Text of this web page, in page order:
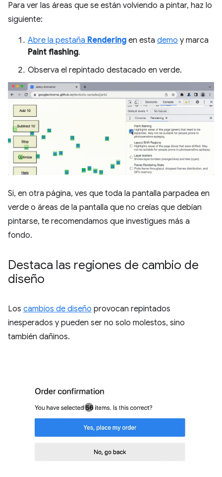
Para ver las áreas que se están volviendo a pintar, haz lo
siguiente:
Abre la pestaña Rendering en esta demo y marca
Paint flashing.
Observa el repintado destacado en verde.
Si, en otra página, ves que toda la pantalla parpadea en
verde o áreas de la pantalla que no creías que debían
pintarse, te recomendamos que investigues más a
fondo.
Destaca las regiones de cambio de
diseño
Los cambios de diseño provocan repintados
inesperados y pueden ser no solo molestos, sino
también dañinos.